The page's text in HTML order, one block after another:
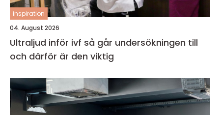
inspiration
04. August 2026
Ultraljud inför ivf så går undersökningen till
och därför är den viktig